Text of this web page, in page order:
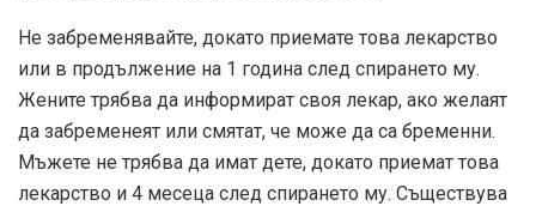
Не забременявайте, докато приемате това лекарство
или в продължение на 1 година след спирането му.
Жените трябва да информират своя лекар, ако желаят
да забременеят или смятат, че може да са бременни.
Мъжете не трябва да имат дете, докато приемат това
лекарство и 4 месеца след спирането му. Съществува